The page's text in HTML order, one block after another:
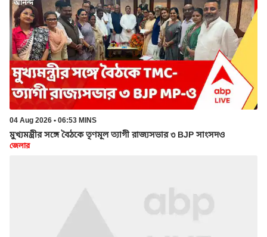
04 Aug 2026 • 06:53 MINS
মুখ্যমন্ত্রীর সঙ্গে বৈঠকে তৃণমূল ত্যাগী রাজ্যসভার ৩ BJP সাংসদও
জেলার